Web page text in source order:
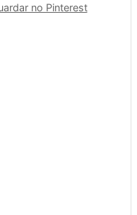
no Pinterest